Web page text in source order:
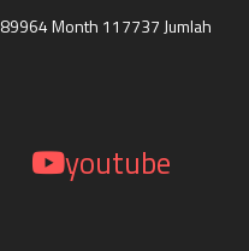
Month 117737 Jumlah
youtube